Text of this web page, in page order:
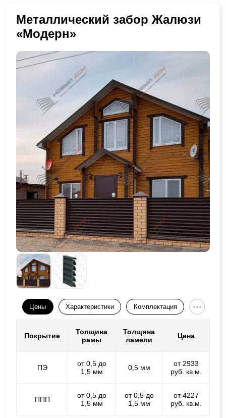
Металлический забор Жалюзи
«Модерн»
Цены Характеристики Комплектация
Покрытие
Толщина
рамы
Толщина
ламели
Цена
ПЭ
от 0,5 до
1,5 мм
0,5 мм
от 2933
руб. кв.м.
ППП
от 0,5 до
1,5 мм
от 0,5 до
1,5 мм
от 4227
руб. кв.м.